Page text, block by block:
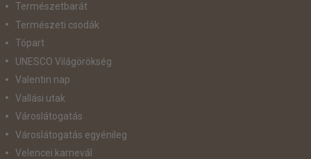
Természetbarát
Természeti csodák
Tópart
UNESCO Világörökség
Valentin nap
Vallási utak
Városlátogatás
Városlátogatás egyénileg
Velencei karnevál